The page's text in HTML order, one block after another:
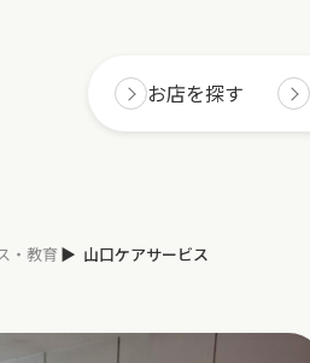
お店を探す
・教育 山口ケアサービス